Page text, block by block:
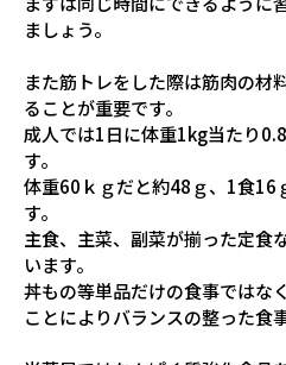
ましょう。
また筋トレをした際は筋肉の材
ることが重要です。
成人では1日に体重1kg当たり
す。
体重60ｋｇだと約48ｇ、1食16
す。
主食、主菜、副菜が揃った定食
います。
丼もの等単品だけの食事ではな
ことによりバランスの整った食